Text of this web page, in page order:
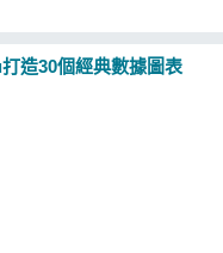
造30個經典數據圖表